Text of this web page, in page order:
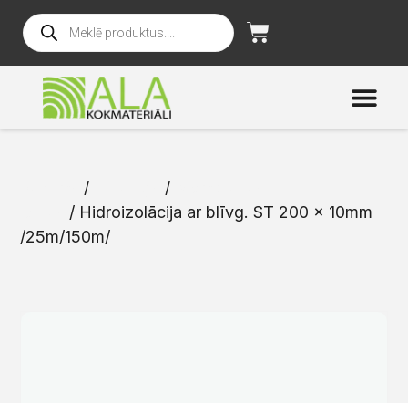
/ /
/ Hidroizolācija ar blīvg. ST 200 x 10mm
/25m/150m/